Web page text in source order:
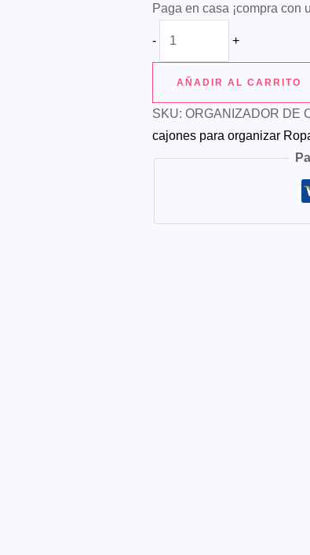
Paga en casa ¡compra con
-
CAMISAS
+
AÑADIR AL CARRITO
SKU: ORGANIZADOR DE
cajones para organizar